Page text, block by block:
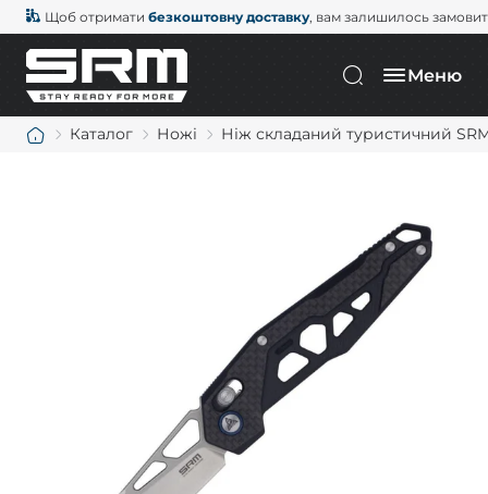
Щоб отримати безкоштовну доставку, вам залишилось
Меню
Каталог Ножі Ніж складаний туристичний